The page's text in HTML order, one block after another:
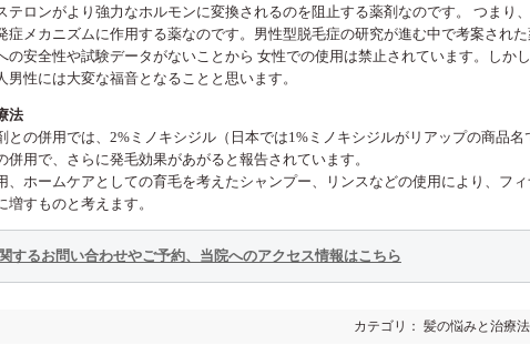
テロンがより強力なホルモンに変換されるのを阻止する薬剤なのです。 つまり
症メカニズムに作用する薬なのです。男性型脱毛症の研究が進む中で考案され
の安全性や試験データがないことから 女性での使用は禁止されています。しか
男性には大変な福音となることと思います。
法
との併用では、2%ミノキシジル（日本では1%ミノキシジルがリアップの商品名
併用で、さらに発毛効果があがると報告されています。
、ホームケアとしての育毛を考えたシャンプー、リンスなどの使用により、フ
増すものと考えます。
するお問い合わせやご予約、当院へのアクセス情報はこちら
カテゴリ： 髪の悩みと治療